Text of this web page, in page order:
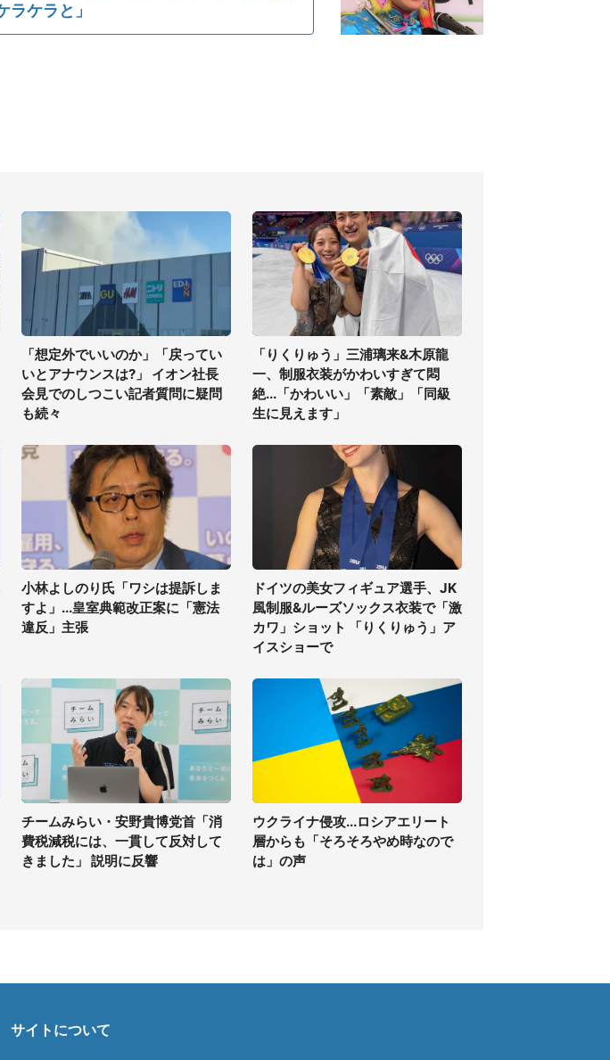
ラケラと」
「想定外でいいのか」「戻ってい
いとアナウンスは?」 イオン社長
会見でのしつこい記者質問に疑問
も続々
「りくりゅう」三浦璃来&木原龍
一、制服衣装がかわいすぎて悶
絶...「かわいい」「素敵」「同級
生に見えます」
小林よしのり氏「ワシは提訴しま
すよ」...皇室典範改正案に「憲法
違反」主張
ドイツの美女フィギュア選手、JK
風制服&ルーズソックス衣装で「激
カワ」ショット 「りくりゅう」ア
イスショーで
チームみらい・安野貴博党首「消
費税減税には、一貫して反対して
きました」 説明に反響
ウクライナ侵攻...ロシアエリート
層からも「そろそろやめ時なので
は」の声
サイトについて